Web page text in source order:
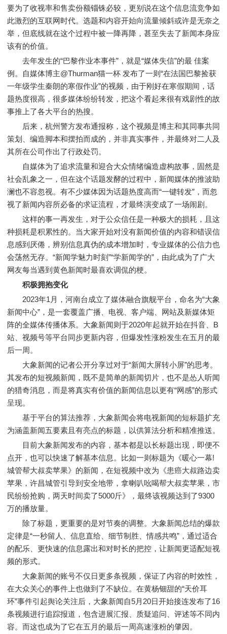
要为了收视率和售卖份额锱铢必较，更别说在这个信息流竞争如
此激烈的互联网时代。选题和内容开始向流量倾斜或许是无奈之
举，但底线就在这个过程中被一降再降，甚至失去了新闻本身应
该有的价值。
去年发生的“巴黎作业本事件”，就是“媒体失信”的最 佳案
例。自媒体博主@Thurman猫一杯 发布了一则“在法国巴黎捡获
一年级学生秦朗的寒假作业”的视频，由于刚好在寒假期间，话
题热度很高，很多媒体纷纷转发，把这个看起来很有戏剧性的故
事推上了各大平台的热搜。
后来，杭州警方发布通报称，这个视频是博主和其同事共同
策划、编造脚本和摆拍而成的，并非真实事件，并最终对二人及
其所在公司作出了行政处罚。
自媒体为了追求流量和迎合大众情绪编造虚构故事，固然是
社会乱象之一，但在这个话题发酵的过程中，新闻媒体的推波助
澜也不容忽视。有不少媒体因为话题热度高而“一键转发”，而忽
视了新闻内容所必备的求证流程，才最终演变成了一场闹剧。
这样的事一再发生，对于公众信任是一种极大的损耗，且这
种损耗是积累性的。当大家开始对没有新闻价值的内容和错误信
息感到厌倦，辨别信息真伪的成本增加时，专业媒体的公信力也
会荡然无存。“新闻学魅力时刻”“学新闻学的”，由此成为了广大
网友每当遇到黄色新闻时最喜欢调侃的梗。
积极拥抱变化
2023年1月，河南台成立了媒体融合旗舰平台，命名为“大象
新闻中心”，是一套覆盖广播、电视、客户端、网站及新媒体矩
阵的全媒体传播体系。大象新闻则于2020年起就开始在抖音、B
站、视频号等平台同步更新内容，但爆发性涨粉发生在五月的最
后一周。
大象新闻的记者公开分享过对于“新闻大屏转小屏”的思考。
其发布的短视频新闻，既不是简单的新闻切片，也不是怂人听闻
的猎奇消息，而是将真实有价值的新闻信息以更有“网感”的形式
呈现。
基于平台的算法推荐，大象新闻会将电视新闻的短标题扩充
为涵盖新闻五要素且有亮点的标题，以供算法分析和精准推送。
目前大象新闻发布的内容，基本都是以长标题出现，即便不
点开，也可以快速了解基本信息。比如一则标题为《暖心一幕!
城管帮大叔卖苹果》的新闻，在短视频中改为《患癌大叔路边卖
苹果，许昌城管引导到安全地带，拿喇叭吆喝帮大叔卖苹果，市
民纷纷抢购，两天时间卖了5000斤》，最终该视频达到了9300
万的播放量。
除了标题，更重要的是对节奏的调整。大象新闻总结的爆款
定律是“一秒留人、信息直给、细节制胜、情感共鸣”，通过适合
的配乐、更快速的信息露出和对时长的把控，让新闻更适配短视
频的形式。
大象新闻的账号不仅日更多条视频，保证了内容的时效性，
在大众关心的事件上也做到了不缺位。在黄杨钿甜的“天价耳
环”事件引起舆论关注后，大象新闻自5月20日开始接连发布了16
条视频进行追踪报道，包含进展汇报、质疑追问、评述等不同内
容。而这也成为了它在五月的最后一周高速涨粉的肇因。